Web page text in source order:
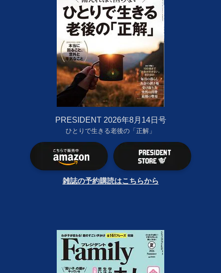
PRESIDENT 2026年8月14日号
ひとりで生きる老後の「正解」
雑誌の予約購読はこちらから